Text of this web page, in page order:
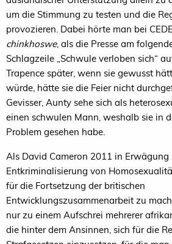
um die Stimmung zu testen und die
provozieren. Dabei hörte man bei
chinkhoswe, als die Presse am
Schlagzeile „Schwule verloben sich“
Trapence später, wenn sie gewusst
würde, hätte sie die Feier nicht
Gevisser, Aunty sehe sich als
einen schwulen Mann, weshalb sie in
Problem gesehen habe.
Als David Cameron 2011 in Erwägung
Entkriminalisierung von
für die Fortsetzung der britischen
Entwicklungszusammenarbeit zu
nur zu einem Aufschrei mehrerer
die hinter dem Ansinnen, sich für die